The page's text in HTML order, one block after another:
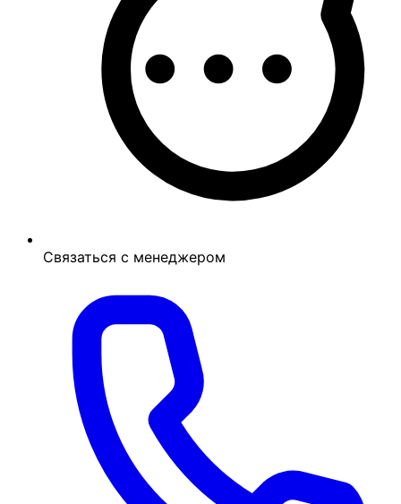
Связаться с менеджером